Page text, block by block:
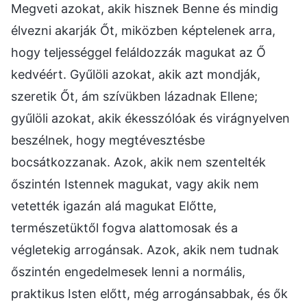
Megveti azokat, akik hisznek Benne és mindig
élvezni akarják Őt, miközben képtelenek arra,
hogy teljességgel feláldozzák magukat az Ő
kedvéért. Gyűlöli azokat, akik azt mondják,
szeretik Őt, ám szívükben lázadnak Ellene;
gyűlöli azokat, akik ékesszólóak és virágnyelven
beszélnek, hogy megtévesztésbe
bocsátkozzanak. Azok, akik nem szentelték
őszintén Istennek magukat, vagy akik nem
vetették igazán alá magukat Előtte,
természetüktől fogva alattomosak és a
végletekig arrogánsak. Azok, akik nem tudnak
őszintén engedelmesek lenni a normális,
praktikus Isten előtt, még arrogánsabbak, és ők